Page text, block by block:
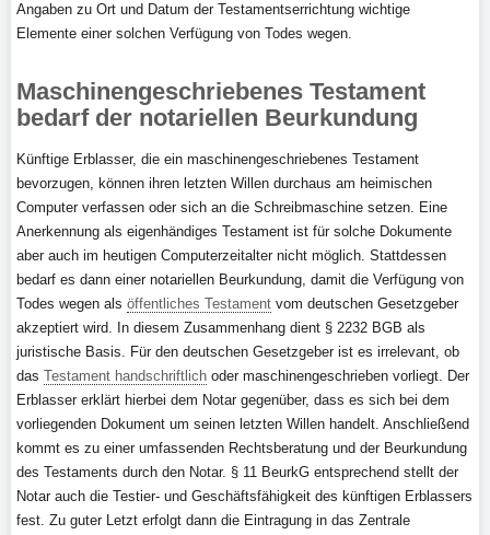
Angaben zu Ort und Datum der Testamentserrichtung wichtige
Elemente einer solchen Verfügung von Todes wegen.
Maschinengeschriebenes Testament
bedarf der notariellen Beurkundung
Künftige Erblasser, die ein maschinengeschriebenes Testament
bevorzugen, können ihren letzten Willen durchaus am heimischen
Computer verfassen oder sich an die Schreibmaschine setzen. Eine
Anerkennung als eigenhändiges Testament ist für solche Dokumente
aber auch im heutigen Computerzeitalter nicht möglich. Stattdessen
bedarf es dann einer notariellen Beurkundung, damit die Verfügung von
Todes wegen als öffentliches Testament vom deutschen Gesetzgeber
akzeptiert wird. In diesem Zusammenhang dient § 2232 BGB als
juristische Basis. Für den deutschen Gesetzgeber ist es irrelevant, ob
das Testament handschriftlich oder maschinengeschrieben vorliegt. Der
Erblasser erklärt hierbei dem Notar gegenüber, dass es sich bei dem
vorliegenden Dokument um seinen letzten Willen handelt. Anschließend
kommt es zu einer umfassenden Rechtsberatung und der Beurkundung
des Testaments durch den Notar. § 11 BeurkG entsprechend stellt der
Notar auch die Testier- und Geschäftsfähigkeit des künftigen Erblassers
fest. Zu guter Letzt erfolgt dann die Eintragung in das Zentrale